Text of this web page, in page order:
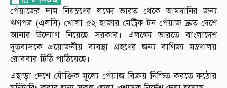
পেঁয়াজের দাম নিয়ন্ত্রণের লক্ষ্যে ভারত থেকে আমদানির জন্য
ঋণপত্র (এলসি) খোলা ৫২ হাজার মেট্রিক টন পেঁয়াজ দ্রুত দেশে
আনার উদ্যোগ নিয়েছে সরকার। এলক্ষ্যে ভারতে বাংলাদেশ
দূতবাসকে প্রয়োজনীয় ব্যবস্থা গ্রহণের জন্য বাণিজ্য মন্ত্রণালয়
রোববার চিঠি পাঠিয়েছে।
এছাড়া দেশে যৌক্তিক মূল্যে পেঁয়াজ বিক্রয় নিশ্চিত করতে কঠোর